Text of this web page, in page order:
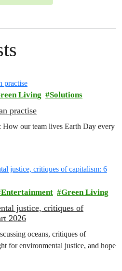
Living Solutions
practise
How our team lives Earth Day every
Entertainment Green Living
justice, critiques of
2026
oceans, critiques of
for environmental justice, and hope